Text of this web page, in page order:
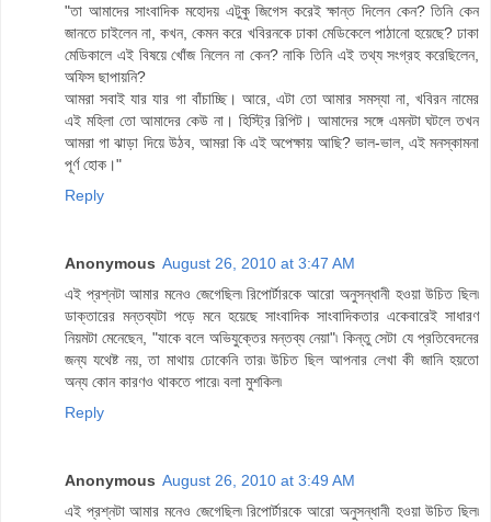
"তা আমাদের সাংবাদিক মহোদয় এটুকু জিগেস করেই ক্ষান্ত দিলেন কেন? তিনি কেন
জানতে চাইলেন না, কখন, কেমন করে খবিরনকে ঢাকা মেডিকেলে পাঠানো হয়েছে? ঢাকা
মেডিকালে এই বিষয়ে খোঁজ নিলেন না কেন? নাকি তিনি এই তথ্য সংগ্রহ করেছিলেন,
অফিস ছাপায়নি?
আমরা সবাই যার যার গা বাঁচাচ্ছি। আরে, এটা তো আমার সমস্যা না, খবিরন নামের
এই মহিলা তো আমাদের কেউ না। হিস্ট্রি রিপিট। আমাদের সঙ্গে এমনটা ঘটলে তখন
আমরা গা ঝাড়া দিয়ে উঠব, আমরা কি এই অপেক্ষায় আছি? ভাল-ভাল, এই মনস্কামনা
পূর্ণ হোক।"
Reply
Anonymous August 26, 2010 at 3:47 AM
এই প্রশ্নটা আমার মনেও জেগেছিল৷ রিপোর্টারকে আরো অনুসন্ধানী হওয়া উচিত ছিল৷
ডাক্তারের মন্তব্যটা পড়ে মনে হয়েছে সাংবাদিক সাংবাদিকতার একেবারেই সাধারণ
নিয়মটা মেনেছেন, "যাকে বলে অভিযুক্তের মন্তব্য নেয়া"৷ কিন্তু সেটা যে প্রতিবেদনের
জন্য যথেষ্ট নয়, তা মাথায় ঢোকেনি তার৷ উচিত ছিল আপনার লেখা কী জানি হয়তো
অন্য কোন কারণও থাকতে পারে৷ বলা মুশকিল৷
Reply
Anonymous August 26, 2010 at 3:49 AM
এই প্রশ্নটা আমার মনেও জেগেছিল৷ রিপোর্টারকে আরো অনুসন্ধানী হওয়া উচিত ছিল৷